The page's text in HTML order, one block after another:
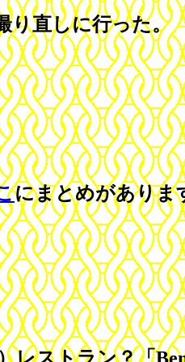
り直しに行った。
にまとめがありま